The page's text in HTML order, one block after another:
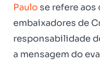
Paulo se refere
embaixadores de
responsabilidade
a mensagem do